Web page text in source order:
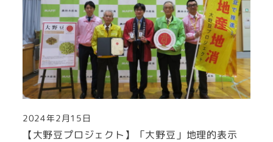
【大野豆プロジェクト】「大野豆」地理的表示
投稿日
2024年2月15日